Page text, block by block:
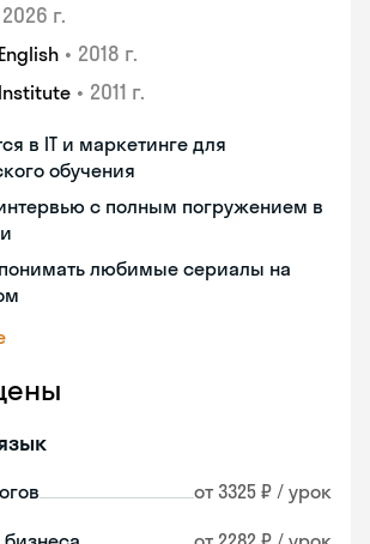
2026 г.
• 2018 г.
• 2011 г.
в IT и маркетинге для
обучения
интервью с полным погружением в
любимые сериалы на
от 3325 ₽ / урок